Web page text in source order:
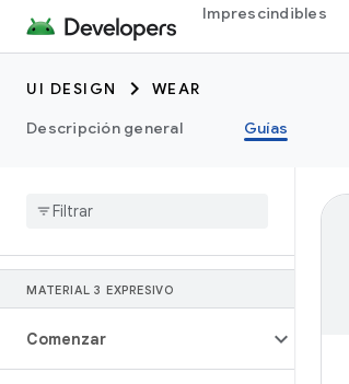
Imprescindibles
UI DESIGN
WEAR
Descripción general
Guías
MATERIAL 3 EXPRESIVO
Comenzar